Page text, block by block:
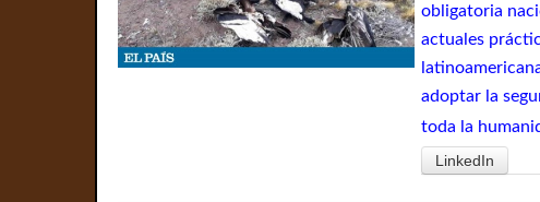
obligatoria
actuales
adoptar la
toda la
LinkedIn